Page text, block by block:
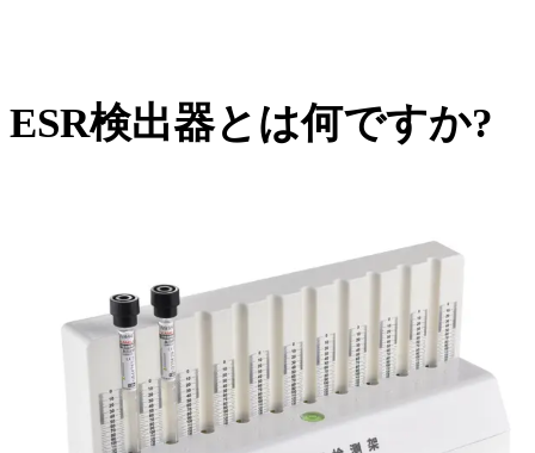
ESR検出器とは何ですか?